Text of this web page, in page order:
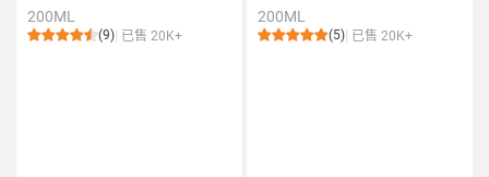
200ML
(9) 已售 20K+
200ML
(5) 已售 20K+